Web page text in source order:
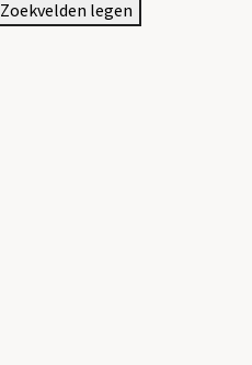
Zoekvelden legen